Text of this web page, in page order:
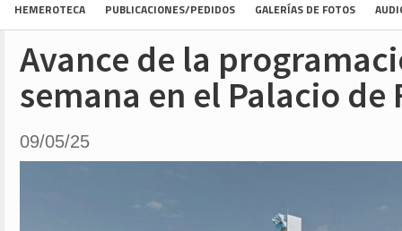
HEMEROTECA PUBLICACIONES/PEDIDOS GALERÍAS DE FOTOS
Avance de la
semana en el Palacio de
09/05/25